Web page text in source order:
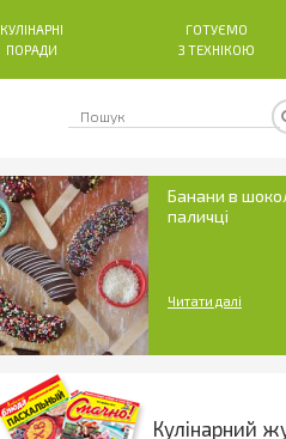
КУЛІНАРНІ
ПОРАДИ
ГОТУЄМО
З ТЕХНІКОЮ
Банани в
паличці
Читати далі
Кулінарний